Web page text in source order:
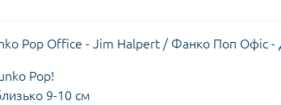
Pop Office - Jim Halpert / Фанко Поп Офіс
Pop!
9-10 см